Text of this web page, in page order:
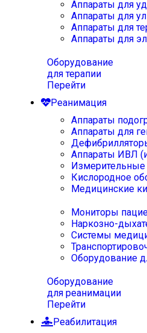
Аппараты для
Аппараты для
Аппараты для
Аппараты для
Оборудование
для терапии
Перейти
Реанимация
Аппараты
Аппараты для
Аппараты ИВЛ
Кислородное
Медицинские
Мониторы
Наркозно-
Системы
Оборудование
Оборудование
для реанимации
Перейти
Реабилитация